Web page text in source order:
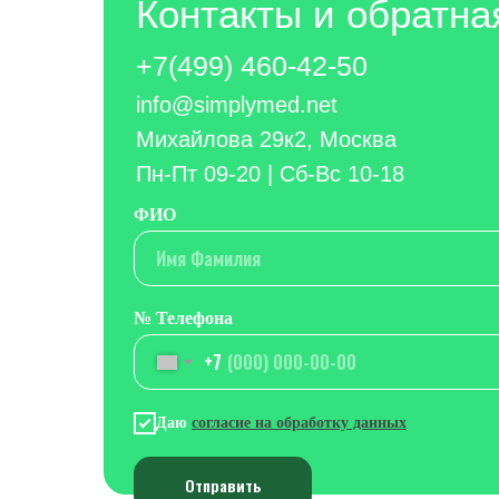
ФИО
Имя Фамилия
№ Телефона
+7
Даю согласие на обработку данных
Отправить
Контакты и
+7(499) 460-42-50
info@simplymed.net
Михайлова 29к2, Москва
Пн-Пт 09-20 | Сб-Вс 10-18